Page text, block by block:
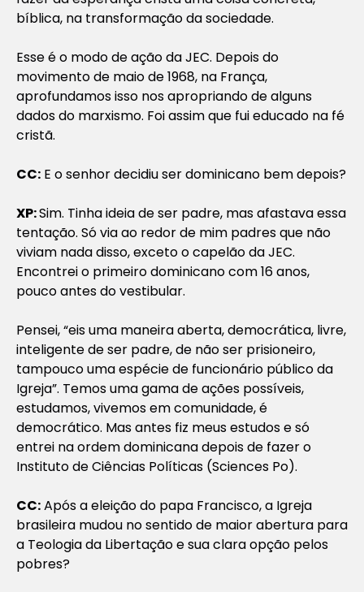
bíblica, na transformação da sociedade.
Esse é o modo de ação da JEC. Depois do
movimento de maio de 1968, na França,
aprofundamos isso nos apropriando de alguns
dados do marxismo. Foi assim que fui educado na fé
cristã.
CC: E o senhor decidiu ser dominicano bem depois?
XP:Sim. Tinha ideia de ser padre, mas afastava essa
tentação. Só via ao redor de mim padres que não
viviam nada disso, exceto o capelão da JEC.
Encontrei o primeiro dominicano com 16 anos,
pouco antes do vestibular.
Pensei, “eis uma maneira aberta, democrática, livre,
inteligente de ser padre, de não ser prisioneiro,
tampouco uma espécie de funcionário público da
Igreja”. Temos uma gama de ações possíveis,
estudamos, vivemos em comunidade, é
democrático. Mas antes fiz meus estudos e só
entrei na ordem dominicana depois de fazer o
Instituto de Ciências Políticas (Sciences Po).
CC:Após a eleição do papa Francisco, a Igreja
brasileira mudou no sentido de maior abertura para
a Teologia da Libertação e sua clara opção pelos
pobres?